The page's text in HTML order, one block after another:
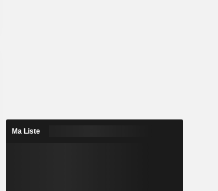
Ma Liste